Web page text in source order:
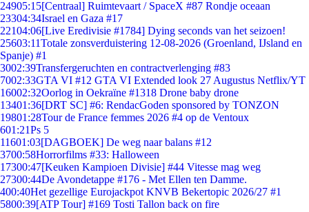
24905:15[Centraal] Ruimtevaart / SpaceX #87 Rondje oceaan
23304:34Israel en Gaza #17
22104:06[Live Eredivisie #1784] Dying seconds van het seizoen!
25603:11Totale zonsverduistering 12-08-2026 (Groenland, IJsland en
Spanje) #1
3002:39Transfergeruchten en contractverlenging #83
7002:33GTA VI #12 GTA VI Extended look 27 Augustus Netflix/YT
16002:32Oorlog in Oekraïne #1318 Drone baby drone
13401:36[DRT SC] #6: RendacGoden sponsored by TONZON
19801:28Tour de France femmes 2026 #4 op de Ventoux
601:21Ps 5
11601:03[DAGBOEK] De weg naar balans #12
3700:58Horrorfilms #33: Halloween
17300:47[Keuken Kampioen Divisie] #44 Vitesse mag weg
27300:44De Avondetappe #176 - Met Ellen ten Damme.
400:40Het gezellige Eurojackpot KNVB Bekertopic 2026/27 #1
5800:39[ATP Tour] #169 Tosti Tallon back on fire